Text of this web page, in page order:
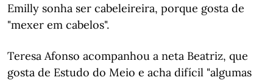
Emilly sonha ser cabeleireira, porque gosta de
"mexer em cabelos".
Teresa Afonso acompanhou a neta Beatriz, que
gosta de Estudo do Meio e acha difícil "algumas